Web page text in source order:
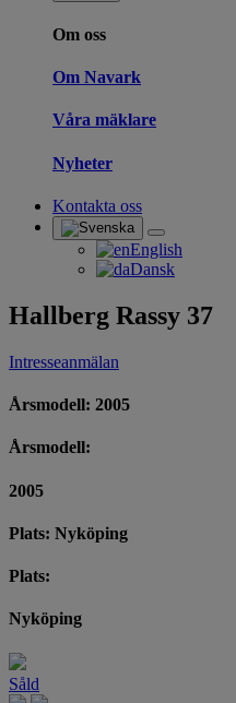
Om oss
Om Navark
Våra mäklare
Nyheter
Kontakta oss
English
Dansk
Hallberg Rassy 37
Intresseanmälan
Årsmodell: 2005
Årsmodell:
2005
Plats: Nyköping
Plats:
Nyköping
Såld